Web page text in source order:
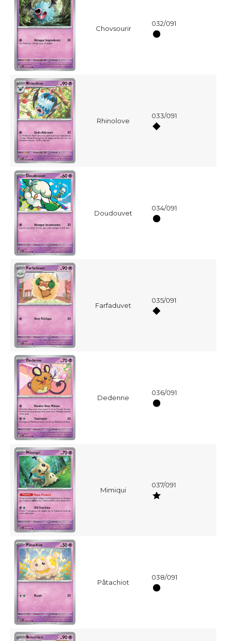
Chovsourir
032/091
Rhinolove
033/091
Doudouvet
034/091
Farfaduvet
035/091
Dedenne
036/091
Mimiqui
037/091
Pâtachiot
038/091